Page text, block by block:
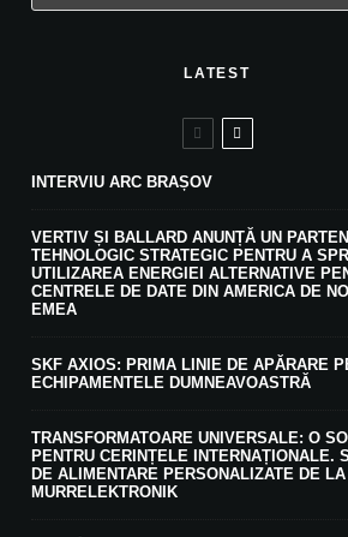
LATEST
INTERVIU ARC BRAȘOV
VERTIV ȘI BALLARD ANUNȚĂ UN
TEHNOLOGIC STRATEGIC PENTRU A
UTILIZAREA ENERGIEI ALTERNATIVE
CENTRELE DE DATE DIN AMERICA DE
EMEA
SKF AXIOS: PRIMA LINIE DE APĂRARE
ECHIPAMENTELE DUMNEAVOASTRĂ
TRANSFORMATOARE UNIVERSALE: O
PENTRU CERINȚELE INTERNAȚIONALE.
DE ALIMENTARE PERSONALIZATE DE LA
MURRELEKTRONIK